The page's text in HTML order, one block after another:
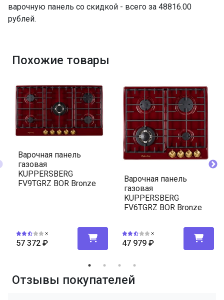
варочную панель со скидкой - всего за 48816.00
рублей.
Похожие товары
Варочная панель
газовая
KUPPERSBERG
FV9TGRZ BOR Bronze
3
57 372 ₽
Варочная панель
газовая
KUPPERSBERG
FV6TGRZ BOR Bronze
3
47 979 ₽
Отзывы покупателей